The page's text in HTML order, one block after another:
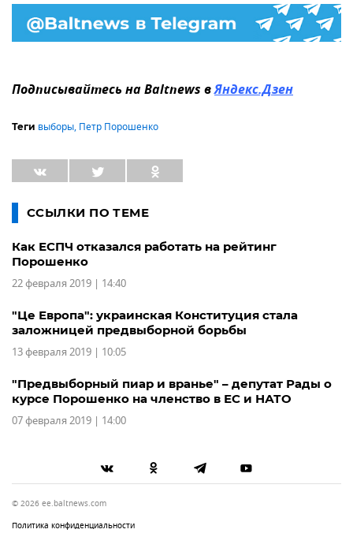
Подписывайтесь на Baltnews вЯндекс.Дзен
Теги выборы, Петр Порошенко
ССЫЛКИ ПО ТЕМЕ
Как ЕСПЧ отказался работать на рейтинг
Порошенко
22 февраля 2019 | 14:40
"Це Европа": украинская Конституция стала
заложницей предвыборной борьбы
13 февраля 2019 | 10:05
"Предвыборный пиар и вранье" – депутат Рады о
курсе Порошенко на членство в ЕС и НАТО
07 февраля 2019 | 14:00
© 2026 ee.baltnews.com
Политика конфиденциальности